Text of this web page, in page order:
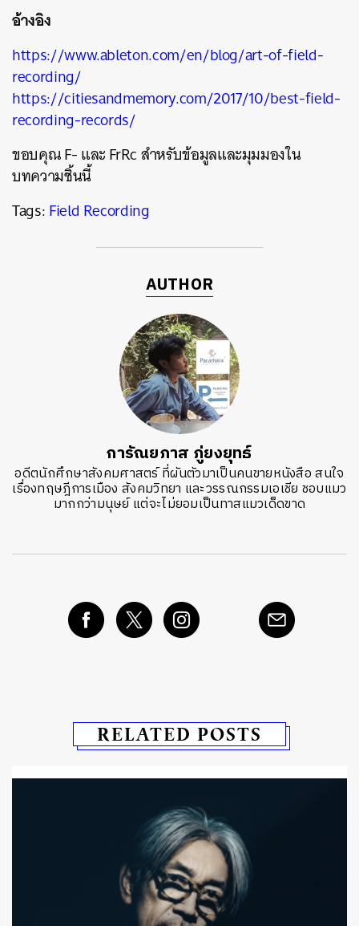
อ้างอิง
https://www.ableton.com/en/blog/art-of-field-
recording/
https://citiesandmemory.com/2017/10/best-field-
recording-records/
ขอบคุณ F- และ FrRc สำหรับข้อมูลและมุมมองใน
บทความชิ้นนี้
Tags:Field Recording
AUTHOR
การัณยภาส ภู่ยงยุทธ์
อดีตนักศึกษาสังคมศาสตร์ ที่ผันตัวมาเป็นคนขายหนังสือ สนใจ
เรื่องทฤษฎีการเมือง สังคมวิทยา และวรรณกรรมเอเชีย ชอบแมว
มากกว่ามนุษย์ แต่จะไม่ยอมเป็นทาสแมวเด็ดขาด
RELATED POSTS